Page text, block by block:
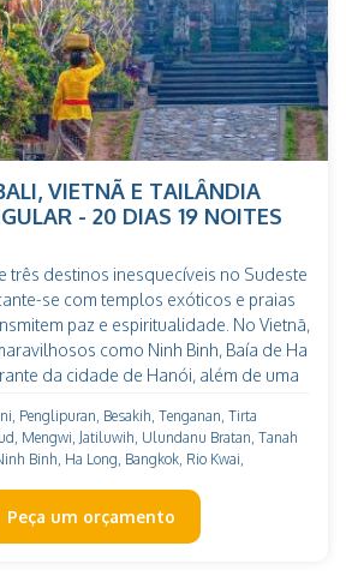
VIETNÃ E TAILÂNDIA
- 20 DIAS 19 NOITES
três destinos inesquecíveis no Sudeste
se com templos exóticos e praias
paz e espiritualidade. No Vietnã,
como Ninh Binh, Baía de Ha
da cidade de Hanói, além de uma
acolhedora, explore templos
Uma viagem que combina
esta viagem emocionante! Veja
e Camboja em grupo de 13 dias
Penglipuran, Besakih, Tenganan, Tirta
Mengwi, Jatiluwih, Ulundanu Bratan, Tanah
Binh, Ha Long, Bangkok, Rio Kwai,
Peça um orçamento